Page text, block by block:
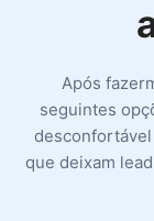
Após
seguintes
que deixam